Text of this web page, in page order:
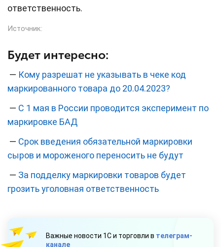
ответственность.
Источник:
Будет интересно:
— Кому разрешат не указывать в чеке код
маркированного товара до 20.04.2023?
— С 1 мая в России проводится эксперимент по
маркировке БАД
— Срок введения обязательной маркировки
сыров и мороженого переносить не будут
— За подделку маркировки товаров будет
грозить уголовная ответственность
Важные новости 1С и торговли в телеграм-
канале